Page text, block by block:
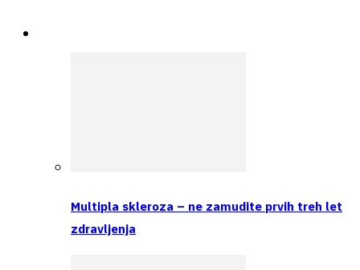
Multipla skleroza – ne zamudite prvih treh let
zdravljenja